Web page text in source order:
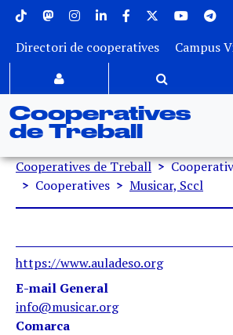
Vés al contingut
Menu superior
Directori de cooperatives Campus
Cooperatives
de Treball
Fil d'ariadna
Cooperatives de Treball
Cooperatives
Musicar, Sccl
https://www.auladeso.org
E-mail General
info@musicar.org
Comarca